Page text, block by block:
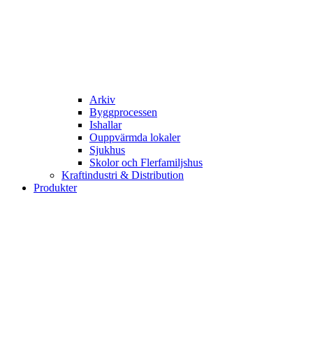
Arkiv
Byggprocessen
Ishallar
Ouppvärmda lokaler
Sjukhus
Skolor och Flerfamiljshus
Kraftindustri & Distribution
Produkter